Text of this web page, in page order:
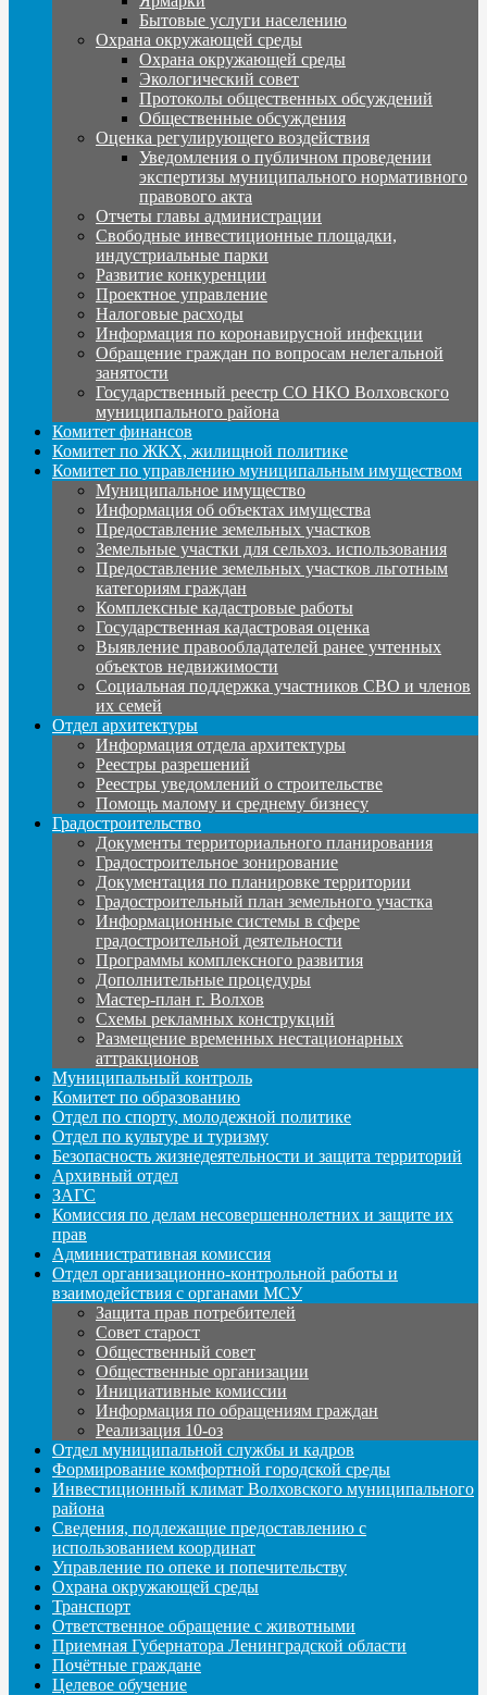
Бытовые услуги населению
Охрана окружающей среды
Охрана окружающей среды
Экологический совет
Протоколы общественных обсуждений
Общественные обсуждения
Оценка регулирующего воздействия
Уведомления о публичном проведении
экспертизы муниципального нормативного
правового акта
Отчеты главы администрации
Свободные инвестиционные площадки,
индустриальные парки
Развитие конкуренции
Проектное управление
Налоговые расходы
Информация по коронавирусной инфекции
Обращение граждан по вопросам нелегальной
занятости
Государственный реестр СО НКО Волховского
муниципального района
Комитет финансов
Комитет по ЖКХ, жилищной политике
Комитет по управлению муниципальным имуществом
Муниципальное имущество
Информация об объектах имущества
Предоставление земельных участков
Земельные участки для сельхоз. использования
Предоставление земельных участков льготным
категориям граждан
Комплексные кадастровые работы
Государственная кадастровая оценка
Выявление правообладателей ранее учтенных
объектов недвижимости
Социальная поддержка участников СВО и членов
их семей
Отдел архитектуры
Информация отдела архитектуры
Реестры разрешений
Реестры уведомлений о строительстве
Помощь малому и среднему бизнесу
Градостроительство
Документы территориального планирования
Градостроительное зонирование
Документация по планировке территории
Градостроительный план земельного участка
Информационные системы в сфере
градостроительной деятельности
Программы комплексного развития
Дополнительные процедуры
Мастер-план г. Волхов
Схемы рекламных конструкций
Размещение временных нестационарных
аттракционов
Муниципальный контроль
Комитет по образованию
Отдел по спорту, молодежной политике
Отдел по культуре и туризму
Безопасность жизнедеятельности и защита территорий
Архивный отдел
ЗАГС
Комиссия по делам несовершеннолетних и защите их
прав
Административная комиссия
Отдел организационно-контрольной работы и
взаимодействия с органами МСУ
Защита прав потребителей
Совет старост
Общественный совет
Общественные организации
Инициативные комиссии
Информация по обращениям граждан
Реализация 10-оз
Отдел муниципальной службы и кадров
Формирование комфортной городской среды
Инвестиционный климат Волховского муниципального
района
Сведения, подлежащие предоставлению с
использованием координат
Управление по опеке и попечительству
Охрана окружающей среды
Транспорт
Ответственное обращение с животными
Приемная Губернатора Ленинградской области
Почётные граждане
Целевое обучение